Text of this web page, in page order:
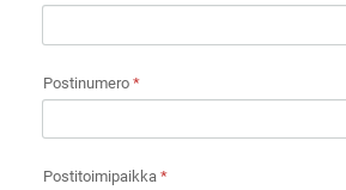
Postinumero *
Postitoimipaikka *